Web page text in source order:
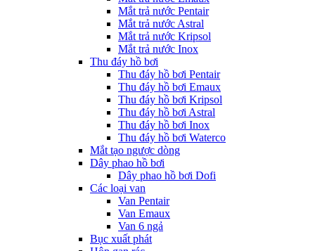
Mắt trả nước Pentair
Mắt trả nước Astral
Mắt trả nước Kripsol
Mắt trả nước Inox
Thu đáy hồ bơi
Thu đáy hồ bơi Pentair
Thu đáy hồ bơi Emaux
Thu đáy hồ bơi Kripsol
Thu đáy hồ bơi Astral
Thu đáy hồ bơi Inox
Thu đáy hồ bơi Waterco
Mắt tạo ngược dòng
Dây phao hồ bơi
Dây phao hồ bơi Dofi
Các loại van
Van Pentair
Van Emaux
Van 6 ngả
Bục xuất phát